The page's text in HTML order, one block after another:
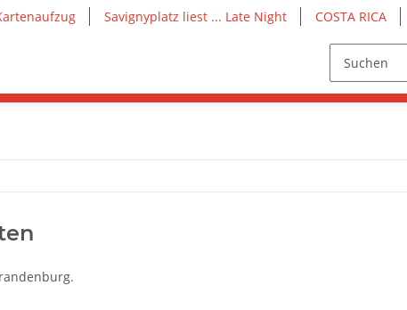
Savignyplatz liest ... Late Night COSTA RICA